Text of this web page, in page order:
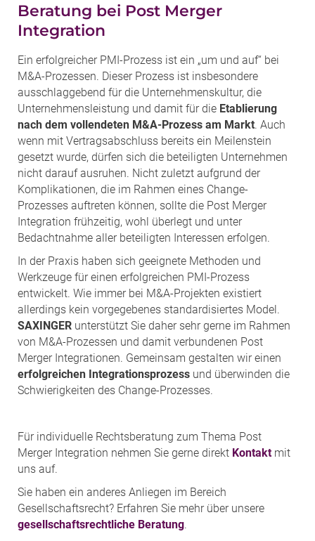
Beratung bei Post Merger
Integration
Ein erfolgreicher PMI-Prozess ist ein „um und auf“ bei
M&A-Prozessen. Dieser Prozess ist insbesondere
ausschlaggebend für die Unternehmenskultur, die
Unternehmensleistung und damit für die Etablierung
nach dem vollendeten M&A-Prozess am Markt. Auch
wenn mit Vertragsabschluss bereits ein Meilenstein
gesetzt wurde, dürfen sich die beteiligten Unternehmen
nicht darauf ausruhen. Nicht zuletzt aufgrund der
Komplikationen, die im Rahmen eines Change-
Prozesses auftreten können, sollte die Post Merger
Integration frühzeitig, wohl überlegt und unter
Bedachtnahme aller beteiligten Interessen erfolgen.
In der Praxis haben sich geeignete Methoden und
Werkzeuge für einen erfolgreichen PMI-Prozess
entwickelt. Wie immer bei M&A-Projekten existiert
allerdings kein vorgegebenes standardisiertes Model.
SAXINGER unterstützt Sie daher sehr gerne im Rahmen
von M&A-Prozessen und damit verbundenen Post
Merger Integrationen. Gemeinsam gestalten wir einen
erfolgreichen Integrationsprozess und überwinden die
Schwierigkeiten des Change-Prozesses.
Für individuelle Rechtsberatung zum Thema Post
Merger Integration nehmen Sie gerne direkt Kontaktmit
uns auf.
Sie haben ein anderes Anliegen im Bereich
Gesellschaftsrecht? Erfahren Sie mehr über unsere
gesellschaftsrechtliche Beratung.